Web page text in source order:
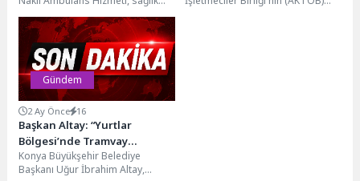
kuruluşlarına ulaşmakta zorlanan
vatandaşların her daim yanında
oluyor....
Gündem
2 Ay Önce 16
Başkan Altay: “Yurtlar
Bölgesi’nde Tramvay
Hattımızı Yukarı Alacağımız
Köprü Çalışmamız Kesintisiz
Konya Büyükşehir Belediye
Başkanı Uğur İbrahim Altay,